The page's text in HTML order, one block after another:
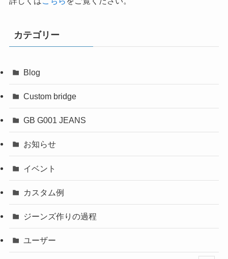
カテゴリー
Blog
Custom bridge
GB G001 JEANS
お知らせ
イベント
カスタム例
ジーンズ作りの過程
ユーザー